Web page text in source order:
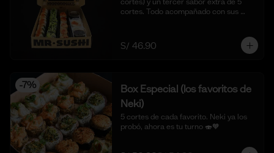
cortes. Todo acompañado con sus
S/ 46.90
-7%
Box Especial (los favoritos de
Neki)
5 cortes de cada favorito. Neki ya los
probó, ahora es tu turno 🍣🧡